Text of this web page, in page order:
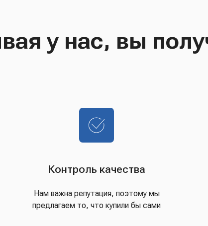
у нас, вы
Контроль качества
Нам важна репутация, поэтому мы
предлагаем то, что купили бы сами